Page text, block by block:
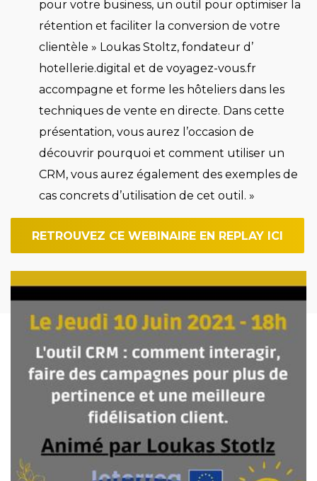
pour votre business, un outil pour optimiser la
rétention et faciliter la conversion de votre
clientèle » Loukas Stoltz, fondateur d’
hotellerie.digital et de voyagez-vous.fr
accompagne et forme les hôteliers dans les
techniques de vente en directe. Dans cette
présentation, vous aurez l’occasion de
découvrir pourquoi et comment utiliser un
CRM, vous aurez également des exemples de
cas concrets d’utilisation de cet outil. »
RETROUVEZ CE WEBINAIRE EN REPLAY ICI
Imagen